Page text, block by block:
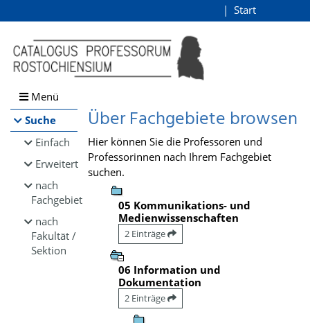
Browsen
direkt zum Inhalt
Start
Menü
Suche
Einfach
Erweitert
nach
Fachgebiet
nach
Fakultät /
Sektion
Über Fachgebiete browsen
Hier können Sie die Professoren und
Professorinnen nach Ihrem Fachgebiet
suchen.
05 Kommunikations- und
Medienwissenschaften
2 Einträge
06 Information und
Dokumentation
2 Einträge